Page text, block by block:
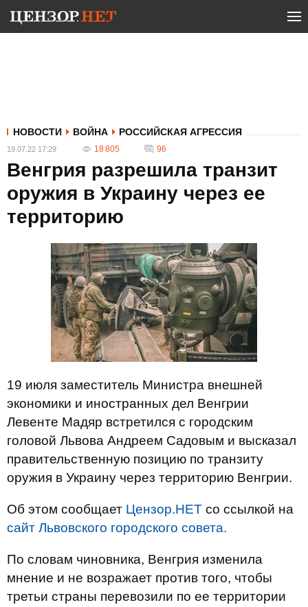
НОВОСТИ ВОЙНА РОССИЙСКАЯ АГРЕССИЯ
19.07.22 17:29 18 805 96
Венгрия разрешила транзит
оружия в Украину через ее
территорию
19 июля заместитель Министра внешней
экономики и иностранных дел Венгрии
Левенте Мадяр встретился с городским
головой Львова Андреем Садовым и высказал
правительственную позицию по транзиту
оружия в Украину через территорию Венгрии.
Об этом сообщает Цензор.НЕТ со ссылкой на
сайт Львовского городского совета.
По словам чиновника, Венгрия изменила
мнение и не возражает против того, чтобы
третьи страны перевозили по ее территории